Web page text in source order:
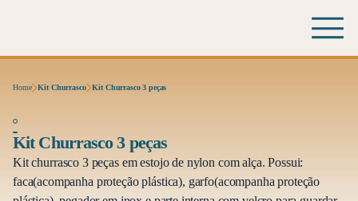
Home Kit Churrasco Kit Churrasco 3 peças
Kit Churrasco 3 peças
Kit churrasco 3 peças em estojo de nylon com alça. Possui:
faca(acompanha proteção plástica), garfo(acompanha proteção